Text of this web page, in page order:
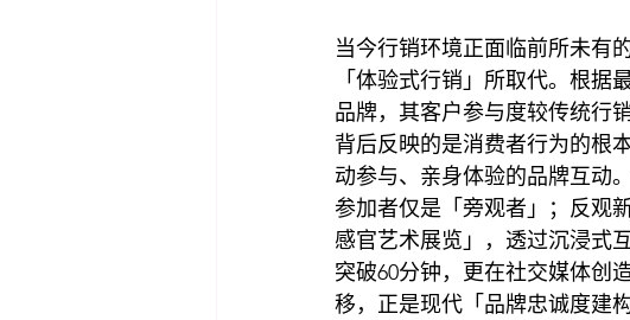
当今行销环境正面临前所未有
「体验式行销」所取代。根
品牌，其客户参与度较传统行
背后反映的是消费者行为的根
动参与、亲身体验的品牌互动
参加者仅是「旁观者」；反观
感官艺术展览」，透过沉浸式
突破60分钟，更在社交媒体创
移，正是现代「品牌忠诚度建